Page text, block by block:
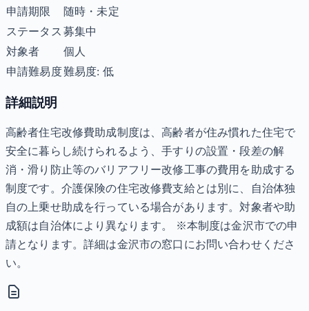
申請期限
随時・未定
ステータス 募集中
対象者
個人
申請難易度難易度: 低
詳細説明
高齢者住宅改修費助成制度は、高齢者が住み慣れた住宅で
安全に暮らし続けられるよう、手すりの設置・段差の解
消・滑り防止等のバリアフリー改修工事の費用を助成する
制度です。介護保険の住宅改修費支給とは別に、自治体独
自の上乗せ助成を行っている場合があります。対象者や助
成額は自治体により異なります。 ※本制度は金沢市での申
請となります。詳細は金沢市の窓口にお問い合わせくださ
い。